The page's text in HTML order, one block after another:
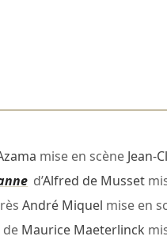
mise en scène Jean-
d’Alfred de Musset
André Miquel mise en
de Maurice Maeterlinck